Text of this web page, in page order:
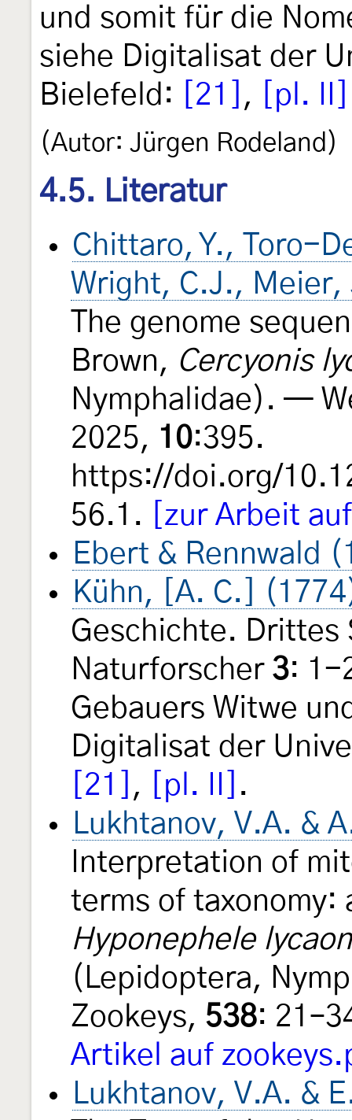
und somit für die
siehe Digitalisat der
Bielefeld:
[21] , [pl. II]
(Autor: Jürgen Rodeland)
4.5. Literatur
Chittaro, Y., Toro-
Wright, C.J.,
The genome
Brown, Cercyonis
Nymphalidae). —
2025, 10:395.
https://doi.org/
56.1.
[zur Arbeit
Ebert & Rennwald
Kühn, [A. C.]
Geschichte.
Naturforscher 3: 1-
Gebauers Witwe
Digitalisat der
[21]
, [pl. II]
.
Lukhtanov, V.A. &
Interpretation of
terms of taxonomy:
Hyponephele lycaon
(Lepidoptera,
Zookeys, 538:
Artikel auf
Lukhtanov, V.A. &